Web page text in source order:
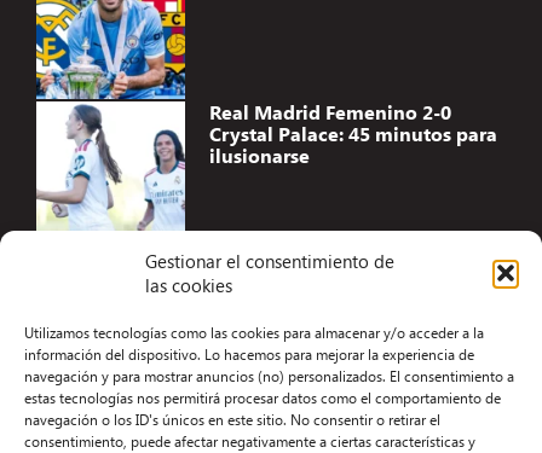
Gestionar el consentimiento de
las cookies
Utilizamos tecnologías como las cookies para almacenar y/o acceder a la
información del dispositivo. Lo hacemos para mejorar la experiencia de
navegación y para mostrar anuncios (no) personalizados. El consentimiento a
estas tecnologías nos permitirá procesar datos como el comportamiento de
navegación o los ID's únicos en este sitio. No consentir o retirar el
consentimiento, puede afectar negativamente a ciertas características y
Real Madrid Femenino 2-0
Crystal Palace: 45 minutos para
ilusionarse
Aviso Legal
Términos y condiciones
Política de privacidad